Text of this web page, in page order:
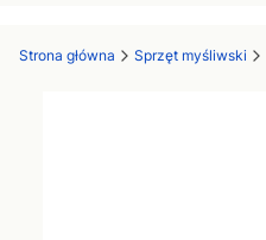
Strona główna Sprzęt myśliwski